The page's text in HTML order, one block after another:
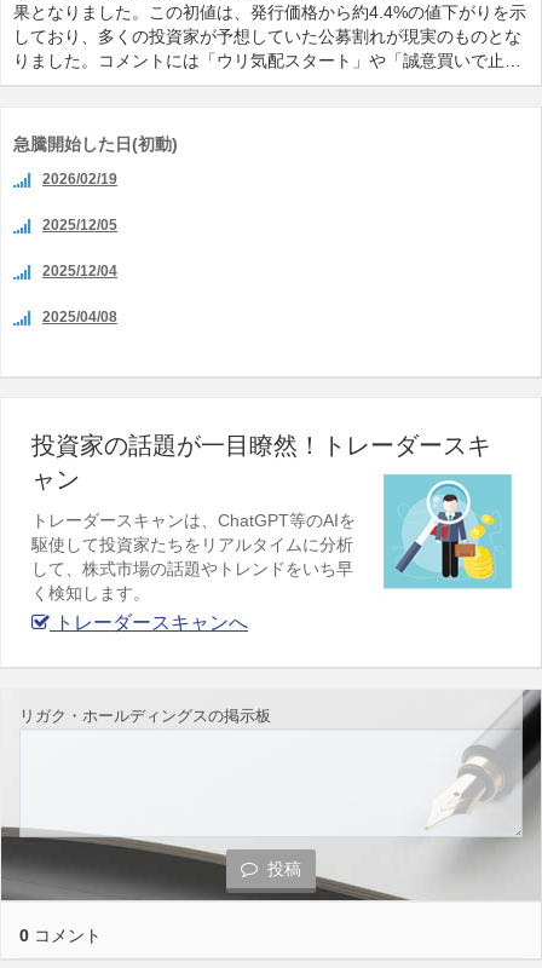
果となりました。この初値は、発行価格から約4.4%の値下がりを示
しており、多くの投資家が予想していた公募割れが現実のものとな
りました。コメントには「ウリ気配スタート」や「誠意買いで止…
急騰開始した日(初動)
2026/02/19
2025/12/05
2025/12/04
2025/04/08
投資家の話題が一目瞭然！トレーダースキ
ャン
トレーダースキャンは、ChatGPT等のAIを
駆使して投資家たちをリアルタイムに分析
して、株式市場の話題やトレンドをいち早
く検知します。
トレーダースキャンへ
リガク・ホールディングスの掲示板
投稿
0 コメント